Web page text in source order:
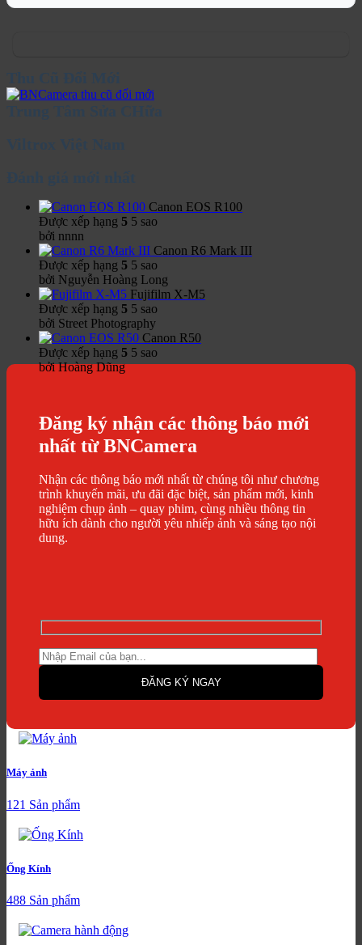
Canon EOS R100
Được xếp hạng 5 5 sao
bởi nnnn
Canon R6 Mark III
Được xếp hạng 5 5 sao
bởi Nguyễn Hoàng Long
Fujifilm X-M5
Được xếp hạng 5 5 sao
bởi Street Photography
Canon R50
Được xếp hạng 5 5 sao
bởi Hoàng Dũng
Đăng ký nhận các thông báo mới
nhất từ BNCamera
Nhận các thông báo mới nhất từ chúng tôi như chương
trình khuyến mãi, ưu đãi đặc biệt, sản phẩm mới, kinh
nghiệm chụp ảnh – quay phim, cùng nhiều thông tin
hữu ích dành cho người yêu nhiếp ảnh và sáng tạo nội
dung.
Máy ảnh
121 Sản phẩm
Ống Kính
488 Sản phẩm